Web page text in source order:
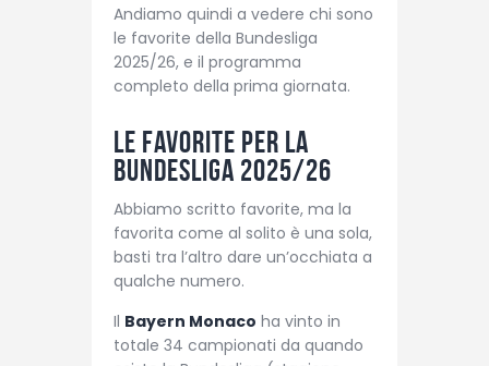
Andiamo quindi a vedere chi sono
le favorite della Bundesliga
2025/26, e il programma
completo della prima giornata.
Le favorite per la
Bundesliga 2025/26
Abbiamo scritto favorite, ma la
favorita come al solito è una sola,
basti tra l’altro dare un’occhiata a
qualche numero.
Il Bayern Monaco ha vinto in
totale 34 campionati da quando